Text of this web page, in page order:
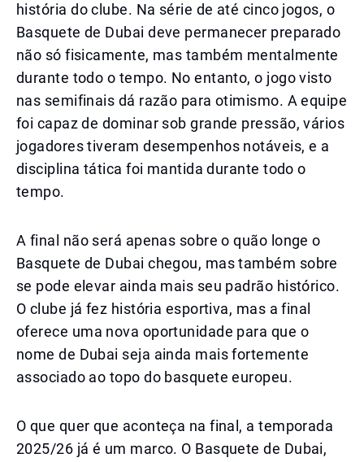
história do clube. Na série de até cinco jogos, o
Basquete de Dubai deve permanecer preparado
não só fisicamente, mas também mentalmente
durante todo o tempo. No entanto, o jogo visto
nas semifinais dá razão para otimismo. A equipe
foi capaz de dominar sob grande pressão, vários
jogadores tiveram desempenhos notáveis, e a
disciplina tática foi mantida durante todo o
tempo.
A final não será apenas sobre o quão longe o
Basquete de Dubai chegou, mas também sobre
se pode elevar ainda mais seu padrão histórico.
O clube já fez história esportiva, mas a final
oferece uma nova oportunidade para que o
nome de Dubai seja ainda mais fortemente
associado ao topo do basquete europeu.
O que quer que aconteça na final, a temporada
2025/26 já é um marco. O Basquete de Dubai,